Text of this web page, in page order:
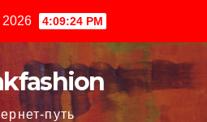
2026 4:09:25 PM
путь